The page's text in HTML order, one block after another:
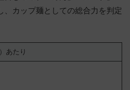
、カップ麺としての総合力を判定
あたり